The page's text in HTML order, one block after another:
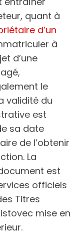
quant à
d’un
à
d’une
le
validité du
est
sa date
de l’obtenir
La
est
officiels
Titres
mise en